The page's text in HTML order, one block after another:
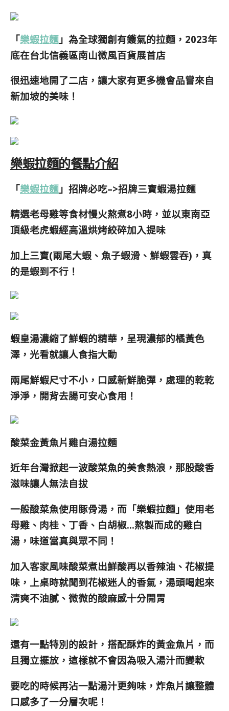
「樂蝦拉麵 」為全球獨創有鑊氣的拉麵，2023年
底在台北信義區南山微風百貨展首店
很迅速地開了二店，讓大家有更多機會品嘗來自
新加坡的美味！
樂蝦拉麵的餐點介紹
「樂蝦拉麵 」招牌必吃–>招牌三寶蝦湯拉麵
精選老母雞等食材慢火熬煮8小時，並以東南亞
頂級老虎蝦經高溫烘烤絞碎加入提味
加上三寶(兩尾大蝦、魚子蝦滑、鮮蝦雲吞)，真
的是蝦到不行！
蝦皇湯濃縮了鮮蝦的精華，呈現濃郁的橘黃色
澤，光看就讓人食指大動
兩尾鮮蝦尺寸不小，口感新鮮脆彈，處理的乾乾
淨淨，開背去腸可安心食用！
酸菜金黃魚片雞白湯拉麵
近年台灣掀起一波酸菜魚的美食熱浪，那股酸香
滋味讓人無法自拔
一般酸菜魚使用豚骨湯，而 「樂蝦拉麵」使用老
母雞、肉桂、丁香、白胡椒…熬製而成的雞白
湯，味道當真與眾不同！
加入客家風味酸菜煮出鮮酸再以香辣油、花椒提
味，上桌時就聞到花椒迷人的香氣，湯頭喝起來
清爽不油膩、微微的酸麻感十分開胃
還有一點特別的設計，搭配酥炸的黃金魚片，而
且獨立擺放 ，這樣就不會因為吸入湯汁而變軟
要吃的時候再沾一點湯汁更夠味，炸魚片讓整體
口感多了一分層次呢！